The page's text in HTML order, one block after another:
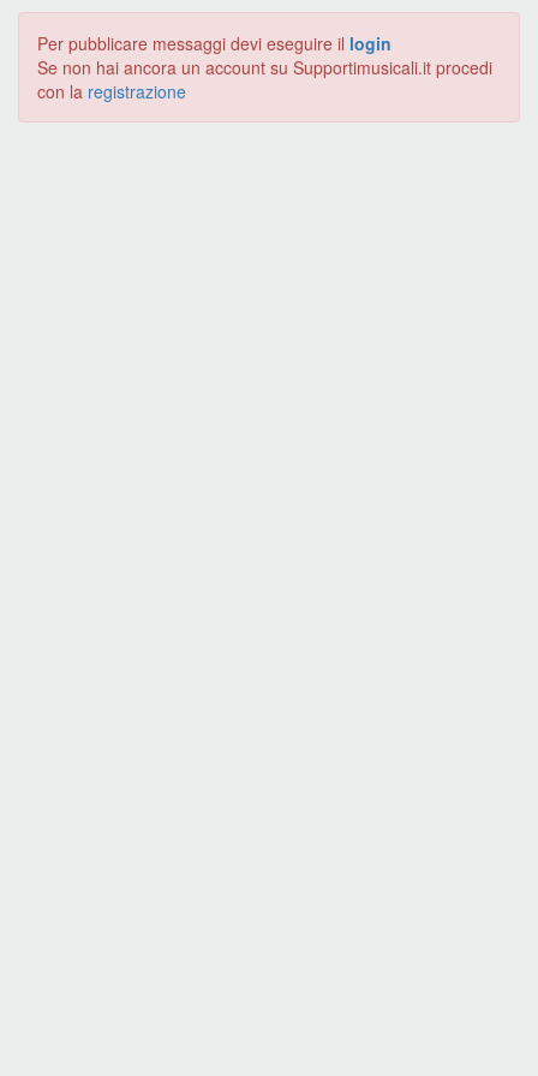
Per pubblicare messaggi devi eseguire il login
Se non hai ancora un account su Supportimusicali.it procedi
con la registrazione